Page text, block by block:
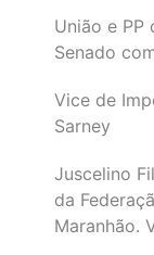
União e PP
Senado
Vice de
Sarney
Juscelino
da
Maranhão.